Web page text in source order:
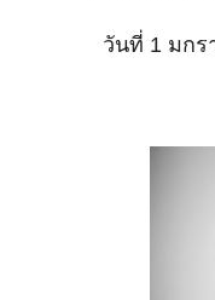
วันที่ 1 มกร